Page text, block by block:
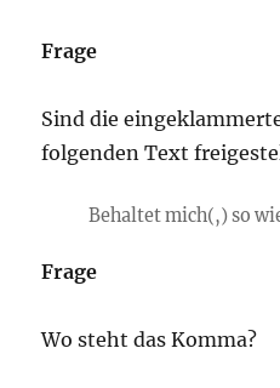
Frage
Sind die
folgenden Text
Behaltet mich(,) so
Frage
Wo steht das Komma?